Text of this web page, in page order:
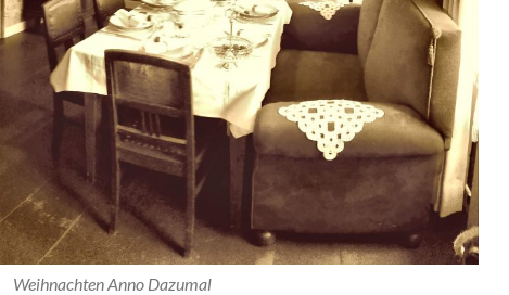
Weihnachten Anno Dazumal